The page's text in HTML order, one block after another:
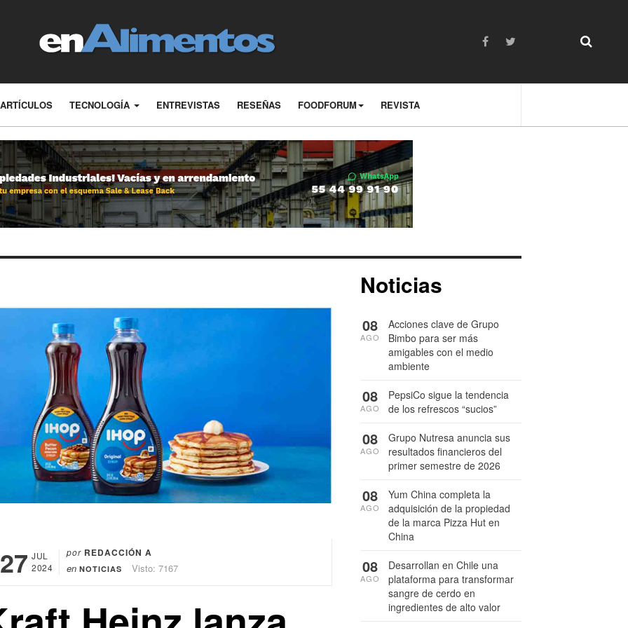
ARTÍCULOS TECNOLOGÍA ENTREVISTAS RESEÑAS FOODFORUM REVISTA
27 JUL
2024
por REDACCIÓN A
en NOTICIAS Visto: 7167
Noticias
Acciones clave de Grupo
Bimbo para ser más
amigables con el medio
ambiente
08
AGO
PepsiCo sigue la tendencia
de los refrescos “sucios”
08
AGO
Grupo Nutresa anuncia sus
resultados financieros del
primer semestre de 2026
08
AGO
Yum China completa la
adquisición de la propiedad
de la marca Pizza Hut en
China
08
AGO
Desarrollan en Chile una
plataforma para transformar
sangre de cerdo en
ingredientes de alto valor
08
AGO